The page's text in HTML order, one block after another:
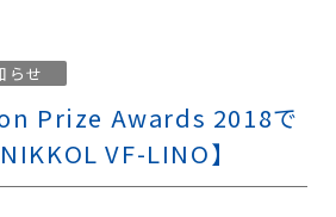
らせ
Prize Awards 2018で
VF-LINO】